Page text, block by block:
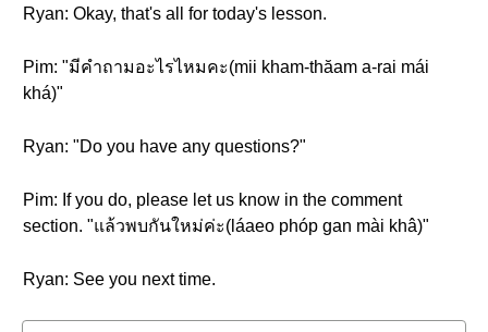
Ryan: Okay, that's all for today's lesson.
Pim: "มีคำถามอะไรไหมคะ(mii kham-thăam a-rai mái
khá)"
Ryan: "Do you have any questions?"
Pim: If you do, please let us know in the comment
section. "แล้วพบกันใหม่ค่ะ(láaeo phóp gan mài khâ)"
Ryan: See you next time.